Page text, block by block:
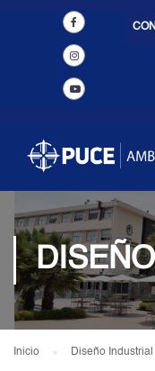
Inicio Diseño Industrial